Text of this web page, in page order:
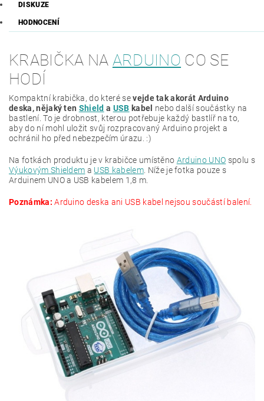
DISKUZE
HODNOCENÍ
KRABIČKA NA ARDUINO CO SE
HODÍ
Kompaktní krabička, do které sevejde tak akorát Arduino
deska, nějaký ten Shield a USB kabel nebo další součástky na
bastlení. To je drobnost, kterou potřebuje každý bastlíř na to,
aby do ní mohl uložit svůj rozpracovaný Arduino projekt a
ochránil ho před nebezpečím úrazu. :)
Na fotkách produktu je v krabičce umístěno Arduino UNO spolu s
Výukovým Shieldem a USB kabelem. Níže je fotka pouze s
Arduinem UNO a USB kabelem 1,8 m.
Poznámka: Arduino deska ani USB kabel nejsou součástí balení.